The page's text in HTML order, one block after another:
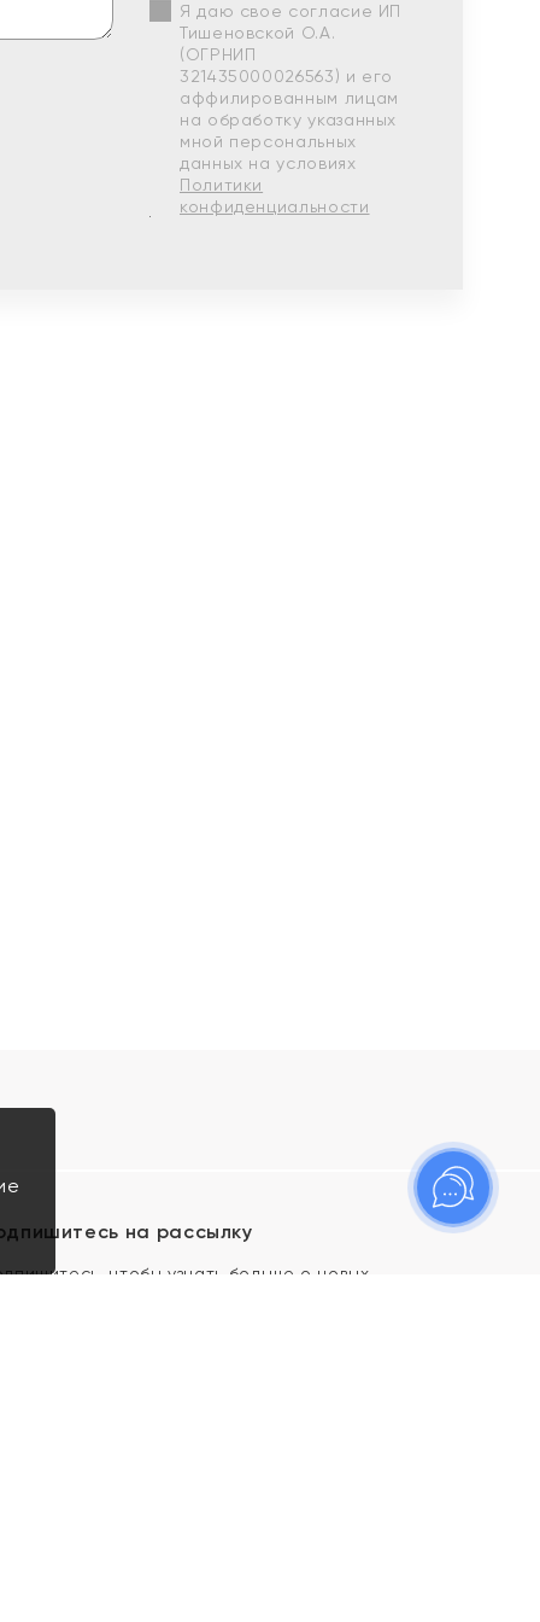
Я даю свое согласие ИП
Тишеновской О.А.
(ОГРНИП
321435000026563) и его
аффилированным лицам
на обработку указанных
мной персональных
данных на условиях
Политики
конфиденциальности
на рассылку
чтобы узнать больше о новых